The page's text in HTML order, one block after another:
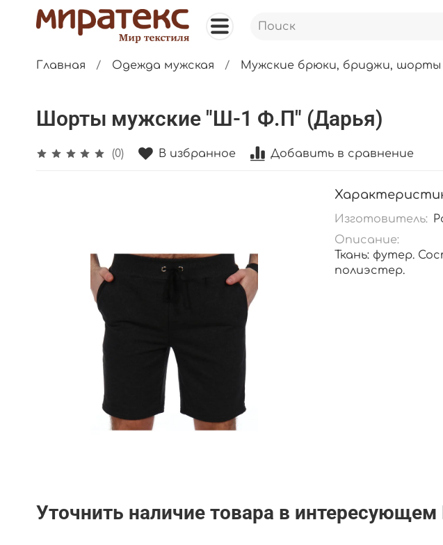
Главная Одежда мужская Мужские брюки, бриджи,
Шорты мужские "Ш-1 Ф.П" (Дарья)
(0) В избранное Добавить в сравнение
Изготовитель:
Описание:
Ткань: футер.
полиэстер.
Уточнить наличие товара в